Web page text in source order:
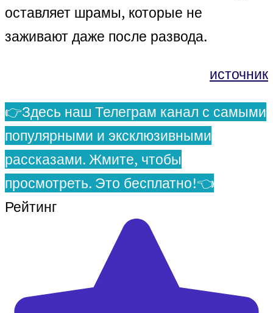
оставляет шрамы, которые не
заживают даже после развода.
источник
👉Здесь наш Телеграм канал с самыми
популярными и эксклюзивными
рассказами. Жмите, чтобы
просмотреть. Это бесплатно!👈
Рейтинг